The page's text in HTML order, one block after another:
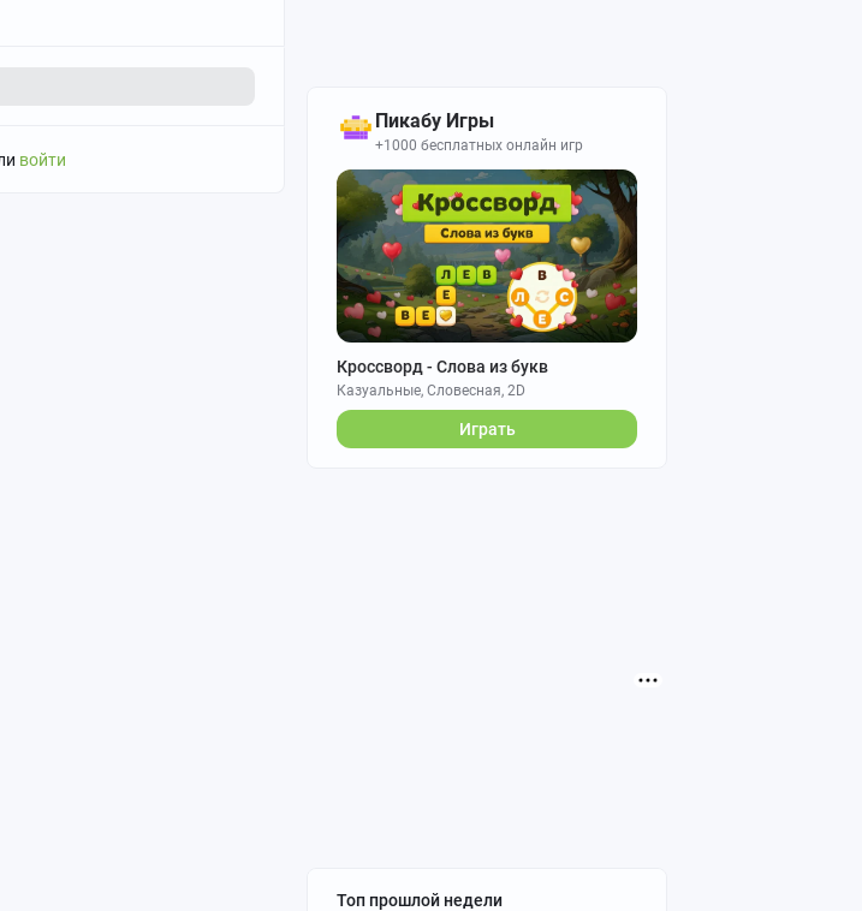
Пикабу Игры
+1000 бесплатных онлайн игр
Кроссворд - Слова из букв
Казуальные, Словесная, 2D
Играть
Топ прошлой недели
войти